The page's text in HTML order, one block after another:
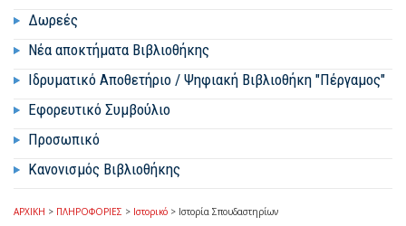
Δωρεές
Νέα αποκτήματα Βιβλιοθήκης
Ιδρυματικό Αποθετήριο / Ψηφιακή Βιβλιοθήκη "Πέργαμος"
Εφορευτικό Συμβούλιο
Προσωπικό
Κανονισμός Βιβλιοθήκης
ΑΡΧΙΚΗ > ΠΛΗΡΟΦΟΡΙΕΣ > Ιστορικό > Ιστορία Σπουδαστηρίων